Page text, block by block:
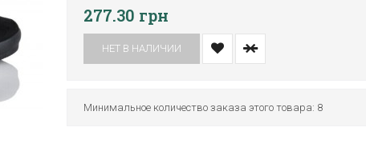
277.30 грн
НЕТ В НАЛИЧИИ
Минимальное количество заказа этого товара: 8